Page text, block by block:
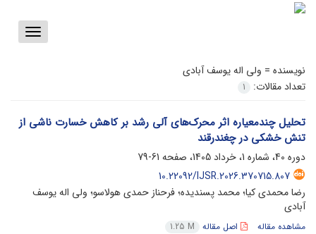
Toggle
نویسنده = ولی اله یوسف آبادی
تعداد مقالات:
1
تحلیل چندمعیاره اثر محرک‌های آلی رشد بر کاهش خسارت ناشی از
تنش خشکی در چغندرقند
دوره 40، شماره 1، خرداد 1405، صفحه
61-79
10.22092/IJSR.2026.370715.807
رضا محمدی کیا؛ محمد پسندیده؛ فرحناز حمدی هولاسو؛ ولی اله یوسف
آبادی
مشاهده مقاله اصل مقاله 1.25 M